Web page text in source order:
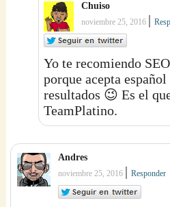
Chuiso
noviembre 25, 2016 |
Yo te recomiendo
porque acepta
resultados 😉 Es el
TeamPlatino.
Andres
noviembre 25, 2016 |Responder